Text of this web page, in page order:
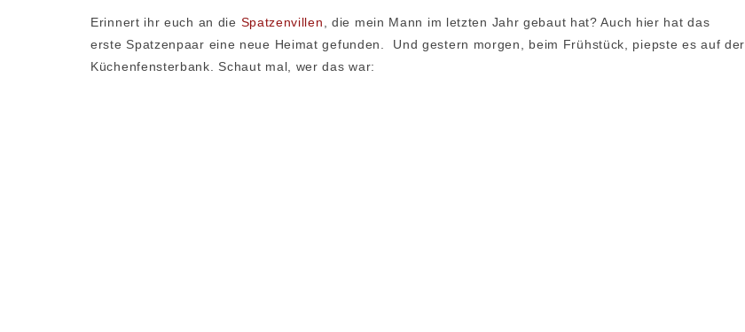
Erinnert ihr euch an die Spatzenvillen
, die mein Mann im letzten Jahr gebaut hat? Auch hier hat das
erste Spatzenpaar eine neue Heimat gefunden. Und gestern morgen, beim Frühstück, piepste es auf der
Küchenfensterbank. Schaut mal, wer das war: